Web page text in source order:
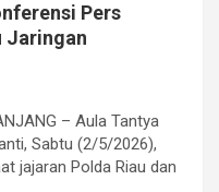
Pers
Jaringan
– Aula Tantya
Sabtu (2/5/2026),
jajaran Polda Riau dan